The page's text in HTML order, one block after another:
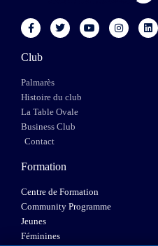
Club
Palmarès
Histoire du club
La Table Ovale
Business Club
Contact
Formation
Centre de Formation
Community Programme
Jeunes
Féminines